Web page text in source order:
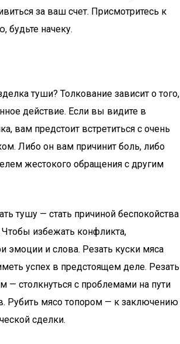
за ваш счет. Присмотритесь к
будьте начеку.
туши? Толкование зависит о того,
действие. Если вы видите в
вам предстоит встретиться с очень
Либо он вам причинит боль, либо
жестокого обращения с другим
тушу — стать причиной беспокойства
избежать конфликта,
эмоции и слова. Резать куски мяса
успех в предстоящем деле. Резать
— столкнуться с проблемами на пути
Рубить мясо топором — к заключению
сделки.